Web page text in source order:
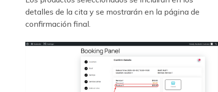
detalles de la cita y se mostrarán en la página de
confirmación final.